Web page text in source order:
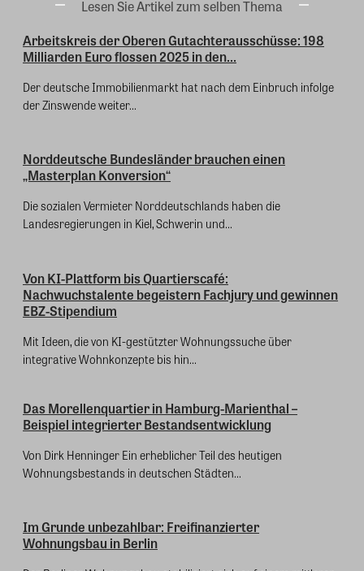
Lesen Sie Artikel zum selben Thema
Arbeitskreis der Oberen Gutachterausschüsse: 198
Milliarden Euro flossen 2025 in den...
Der deutsche Immobilienmarkt hat nach dem Einbruch infolge
der Zinswende weiter...
Norddeutsche Bundesländer brauchen einen
„Masterplan Konversion“
Die sozialen Vermieter Norddeutschlands haben die
Landesregierungen in Kiel, Schwerin und...
Von KI-Plattform bis Quartierscafé:
Nachwuchstalente begeistern Fachjury und gewinnen
EBZ-Stipendium
Mit Ideen, die von KI-gestützter Wohnungssuche über
integrative Wohnkonzepte bis hin...
Das Morellenquartier in Hamburg-Marienthal –
Beispiel integrierter Bestandsentwicklung
Von Dirk Henninger Ein erheblicher Teil des heutigen
Wohnungsbestands in deutschen Städten...
Im Grunde unbezahlbar: Freifinanzierter
Wohnungsbau in Berlin